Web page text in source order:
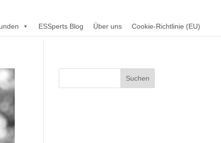
ESSperts Blog Über uns Cookie-Richtlinie (EU)